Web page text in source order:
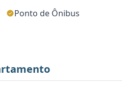
Ponto de Ônibus